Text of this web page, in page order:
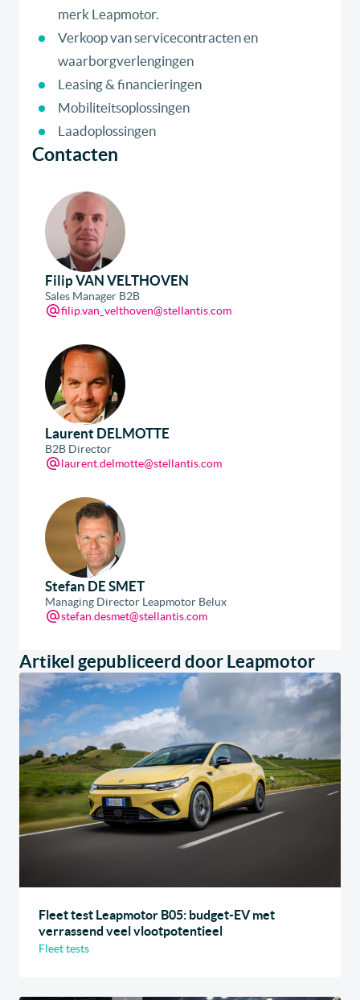
merk Leapmotor.
Verkoop van servicecontracten en
waarborgverlengingen
Leasing & financieringen
Mobiliteitsoplossingen
Laadoplossingen
Contacten
Filip VAN VELTHOVEN
Sales Manager B2B
filip.van_velthoven@stellantis.com
Laurent DELMOTTE
B2B Director
laurent.delmotte@stellantis.com
Stefan DE SMET
Managing Director Leapmotor Belux
stefan.desmet@stellantis.com
Artikel gepubliceerd door Leapmotor
Fleet test Leapmotor B05: budget-EV met
verrassend veel vlootpotentieel
Fleet tests